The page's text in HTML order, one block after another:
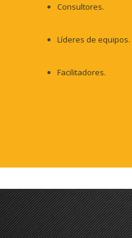
Consultores.
Líderes de equipos.
Facilitadores.